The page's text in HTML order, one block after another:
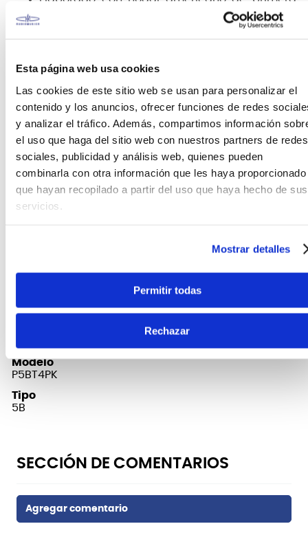
Esta página web usa cookies
Las cookies de este sitio web se usan para personalizar el
contenido y los anuncios, ofrecer funciones de redes
y analizar el tráfico. Además, compartimos información
el uso que haga del sitio web con nuestros partners de redes
sociales, publicidad y análisis web, quienes pueden
combinarla con otra información que les haya proporcionado
que hayan recopilado a partir del uso que haya hecho de sus
servicios.
Mostrar detalles
Permitir todas
Rechazar
La nueva serie de baquetas de Vic Firth celebra la
belleza natural que nuestra tierra nos regala en
cada baqueta que hacemos. Mediante un proceso
de tinción patentado, los hermosos y únicos granos
quedan expuestos para que no haya dos pares
iguales. Elaborada con nogal estadounidense de
primera calidad, la serie Vic Firth Terra rinde
homenaje al material en el que confían los
bateristas de todo el mundo para hacer magia
detrás de su kit.
FICHA TÉCNICA Y DIMENSIONES
4 pares
Modelo
P5BT4PK
Tipo
5B